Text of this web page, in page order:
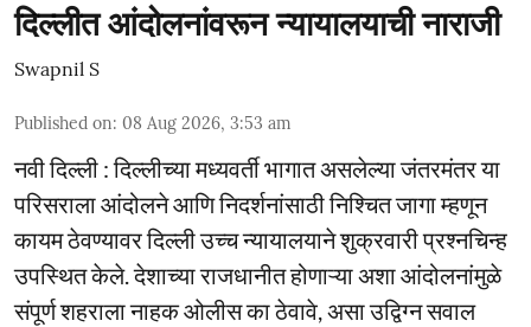
दिल्लीत आंदोलनांवरून न्यायालयाची नाराजी
Swapnil S
Published on: 08 Aug 2026, 3:53 am
नवी दिल्ली : दिल्लीच्या मध्यवर्ती भागात असलेल्या जंतरमंतर या
परिसराला आंदोलने आणि निदर्शनांसाठी निश्चित जागा म्हणून
कायम ठेवण्यावर दिल्ली उच्च न्यायालयाने शुक्रवारी प्रश्नचिन्ह
उपस्थित केले. देशाच्या राजधानीत होणाऱ्या अशा आंदोलनांमुळे
संपूर्ण शहराला नाहक ओलीस का ठेवावे, असा उद्विग्न सवाल